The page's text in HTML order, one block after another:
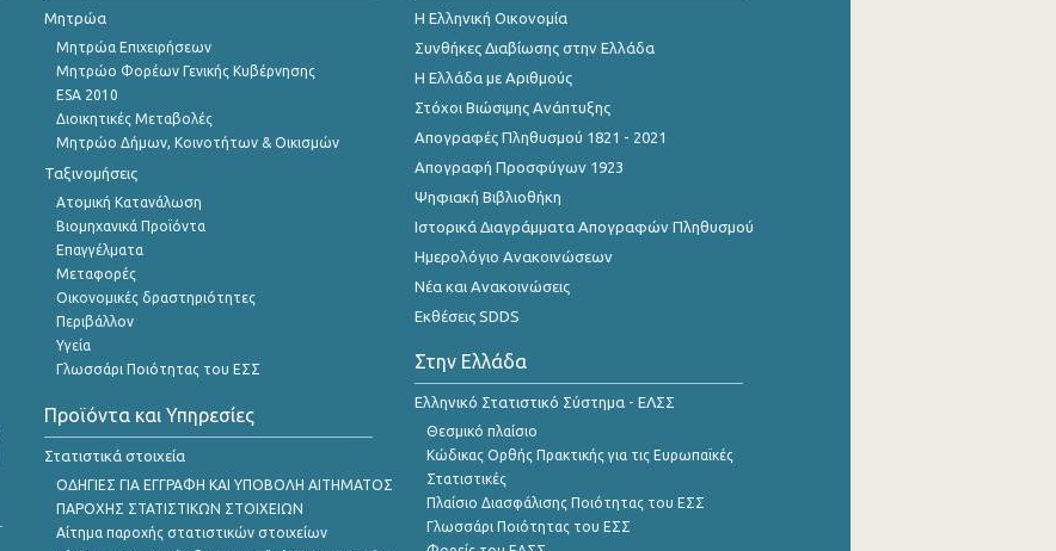
Μητρώα
Μητρώα Επιχειρήσεων
Μητρώο Φορέων Γενικής Κυβέρνησης
ESA 2010
Διοικητικές Μεταβολές
Μητρώο Δήμων, Κοινοτήτων & Οικισμών
Ταξινομήσεις
Ατομική Κατανάλωση
Βιομηχανικά Προϊόντα
Επαγγέλματα
Μεταφορές
Οικονομικές δραστηριότητες
Περιβάλλον
Υγεία
Γλωσσάρι Ποιότητας του ΕΣΣ
Προϊόντα και Υπηρεσίες
Στατιστικά στοιχεία
ΟΔΗΓΙΕΣ ΓΙΑ ΕΓΓΡΑΦΗ ΚΑΙ ΥΠΟΒΟΛΗ ΑΙΤΗΜΑΤΟΣ
ΠΑΡΟΧΗΣ ΣΤΑΤΙΣΤΙΚΩΝ ΣΤΟΙΧΕΙΩΝ
Αίτημα παροχής στατιστικών στοιχείων
Η Ελληνική Οικονομία
Συνθήκες Διαβίωσης στην Ελλάδα
Η Ελλάδα με Αριθμούς
Στόχοι Βιώσιμης Ανάπτυξης
Απογραφές Πληθυσμού 1821 - 2021
Απογραφή Προσφύγων 1923
Ψηφιακή Βιβλιοθήκη
Ιστορικά Διαγράμματα Απογραφών Πληθυσμού
Ημερολόγιο Ανακοινώσεων
Νέα και Ανακοινώσεις
Εκθέσεις SDDS
Στην Ελλάδα
Ελληνικό Στατιστικό Σύστημα - ΕΛΣΣ
Θεσμικό πλαίσιο
Κώδικας Ορθής Πρακτικής για τις Ευρωπαϊκές
Στατιστικές
Πλαίσιο Διασφάλισης Ποιότητας του ΕΣΣ
Γλωσσάρι Ποιότητας του ΕΣΣ